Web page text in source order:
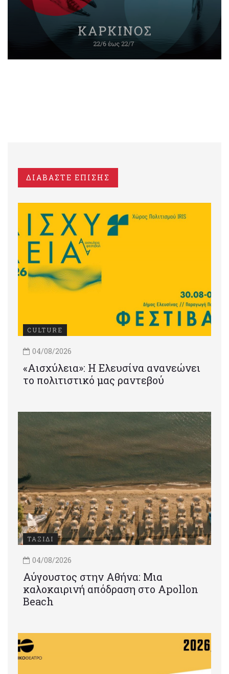
ΔΙΑΒΑΣΤΕ ΕΠΙΣΗΣ
CULTURE
04/08/2026
«Αισχύλεια»: Η Ελευσίνα ανανεώνει
το πολιτιστικό μας ραντεβού
ΤΑΞΙΔΙ
04/08/2026
Αύγουστος στην Αθήνα: Μια
καλοκαιρινή απόδραση στο Apollon
Beach